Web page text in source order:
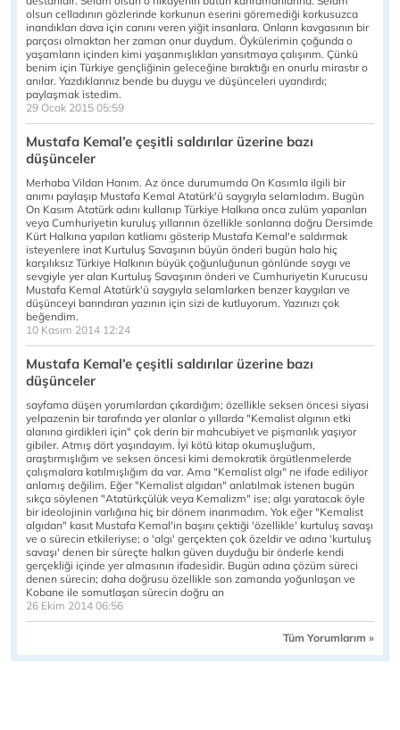
olsun celladının gözlerinde korkunun eserini göremediği korkusuzca
inandıkları dava için canını veren yiğit insanlara. Onların kavgasının bir
parçası olmaktan her zaman onur duydum. Öykülerimin çoğunda o
yaşamların içinden kimi yaşanmışlıkları yansıtmaya çalışırım. Çünkü
benim için Türkiye gençliğinin geleceğine bıraktığı en onurlu mirastır o
anılar. Yazdıklarınız bende bu duygu ve düşünceleri uyandırdı;
paylaşmak istedim.
29 Ocak 2015 05:59
Mustafa Kemal’e çeşitli saldırılar üzerine bazı
düşünceler
Merhaba Vildan Hanım. Az önce durumumda On Kasımla ilgili bir
anımı paylaşıp Mustafa Kemal Atatürk'ü saygıyla selamladım. Bugün
On Kasım Atatürk adını kullanıp Türkiye Halkına onca zulüm yapanları
veya Cumhuriyetin kuruluş yıllarının özellikle sonlarına doğru Dersimde
Kürt Halkına yapılan katliamı gösterip Mustafa Kemal'e saldırmak
isteyenlere inat Kurtuluş Savaşının büyün önderi bugün hala hiç
karşılıksız Türkiye Halkının büyük çoğunluğunun gönlünde saygı ve
sevgiyle yer alan Kurtuluş Savaşının önderi ve Cumhuriyetin Kurucusu
Mustafa Kemal Atatürk'ü saygıyla selamlarken benzer kaygıları ve
düşünceyi barındıran yazının için sizi de kutluyorum. Yazınızı çok
beğendim.
10 Kasım 2014 12:24
Mustafa Kemal’e çeşitli saldırılar üzerine bazı
düşünceler
sayfama düşen yorumlardan çıkardığım; özellikle seksen öncesi siyasi
yelpazenin bir tarafında yer alanlar o yıllarda "Kemalist algının etki
alanına girdikleri için" çok derin bir mahcubiyet ve pişmanlık yaşıyor
gibiler. Atmış dört yaşındayım. İyi kötü kitap okumuşluğum,
araştırmışlığım ve seksen öncesi kimi demokratik örgütlenmelerde
çalışmalara katılmışlığım da var. Ama "Kemalist algı" ne ifade ediliyor
anlamış değilim. Eğer "Kemalist algıdan" anlatılmak istenen bugün
sıkça söylenen "Atatürkçülük veya Kemalizm" ise; algı yaratacak öyle
bir ideolojinin varlığına hiç bir dönem inanmadım. Yok eğer "Kemalist
algıdan" kasıt Mustafa Kemal'in başını çektiği 'özellikle' kurtuluş savaşı
ve o sürecin etkileriyse; o 'algı' gerçekten çok özeldir ve adına 'kurtuluş
savaşı' denen bir süreçte halkın güven duyduğu bir önderle kendi
gerçekliği içinde yer almasının ifadesidir. Bugün adına çözüm süreci
denen sürecin; daha doğrusu özellikle son zamanda yoğunlaşan ve
Kobane ile somutlaşan sürecin doğru an
26 Ekim 2014 06:56
Tüm Yorumlarım »